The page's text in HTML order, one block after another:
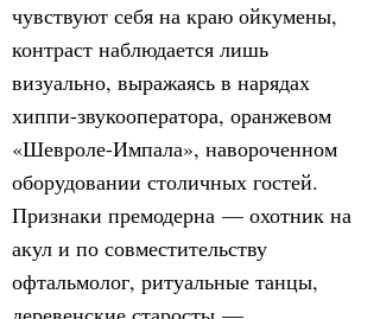
чувствуют себя на краю ойкумены,
контраст наблюдается лишь
визуально, выражаясь в нарядах
хиппи-звукооператора, оранжевом
«Шевроле-Импала», навороченном
оборудовании столичных гостей.
Признаки премодерна — охотник на
акул и по совместительству
офтальмолог, ритуальные танцы,